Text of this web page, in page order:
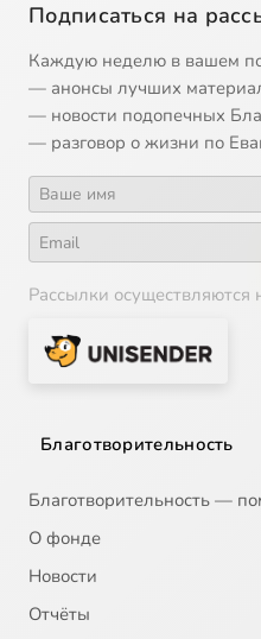
Подписаться на
Каждую неделю в вашем
— анонсы лучших
— новости подопечных
— разговор о жизни по
Рассылки осуществляются
Благотворительность
Благотворительность —
О фонде
Новости
Отчёты